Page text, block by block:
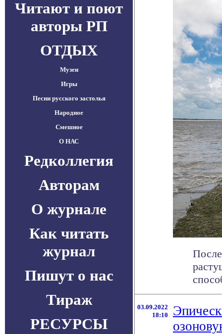
Читают и поют
авторы РП
ОТДЫХ
Музеи
Игры
Песни русского застолья
Народное
Смешное
О НАС
Редколлегия
Авторам
О журнале
Как читать
журнал
Пишут о нас
Тираж
РЕСУРСЫ
03.09.2022
18:10